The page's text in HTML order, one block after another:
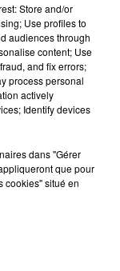
Store and/or
Use profiles to
audiences through
content; Use
and fix errors;
process personal
actively
Identify devices
dans "Gérer
que pour
cookies" situé en